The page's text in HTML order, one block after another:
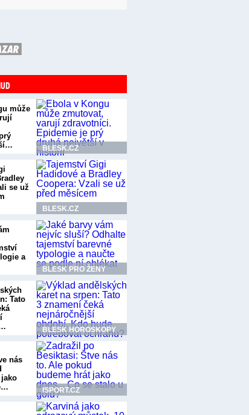
může
BLESK.CZ
se už
BLESK.CZ
a
BLESK PRO ŽENY
Tato
BLESK HOROSKOPY
nás
jako
ISPORT.CZ